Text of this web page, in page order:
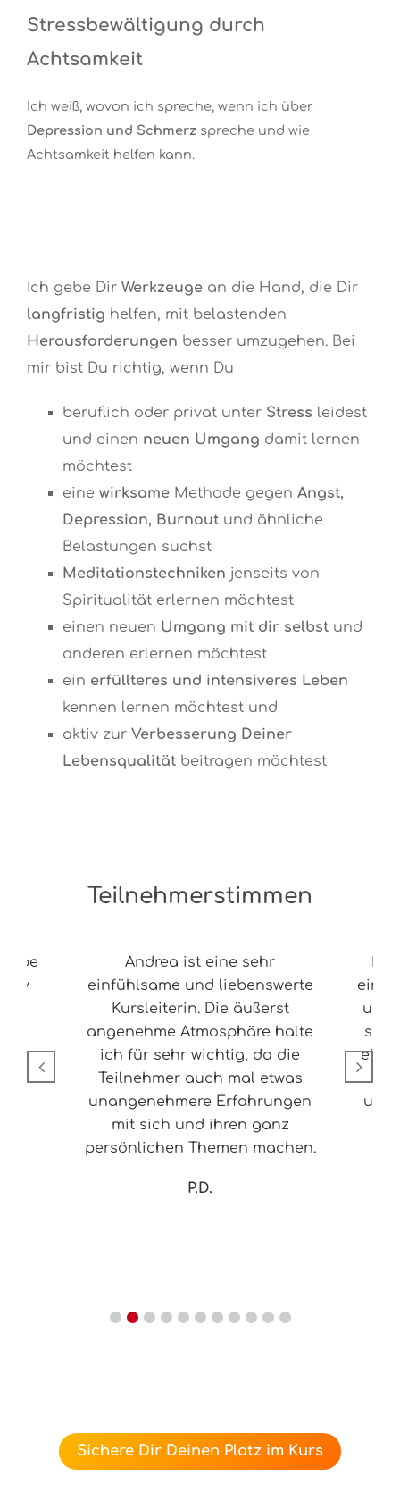
Stressbewältigung durch
Achtsamkeit
Ich weiß, wovon ich spreche, wenn ich über
Depression und Schmerz spreche und wie
Achtsamkeit helfen kann.
Ich gebe Dir Werkzeuge an die Hand, die Dir
langfristig helfen, mit belastenden
Herausforderungen besser umzugehen. Bei
mir bist Du richtig, wenn Du
beruflich oder privat unter Stress leidest
und einen neuen Umgang damit lernen
möchtest
eine wirksame Methode gegen Angst,
Depression, Burnout und ähnliche
Belastungen suchst
Meditationstechniken jenseits von
Spiritualität erlernen möchtest
einen neuen Umgang mit dir selbst und
anderen erlernen möchtest
ein erfüllteres und intensiveres Leben
kennen lernen möchtest und
aktiv zur Verbesserung Deiner
Lebensqualität beitragen möchtest
Teilnehmerstimmen
Andrea ist eine sehr
einfühlsame und liebenswerte
Kursleiterin. Die äußerst
angenehme Atmosphäre halte
ich für sehr wichtig, da die
Teilnehmer auch mal etwas
unangenehmere Erfahrungen
mit sich und ihren ganz
persönlichen Themen machen.
P.D.
um
so
eine
Sichere Dir Deinen Platz im Kurs